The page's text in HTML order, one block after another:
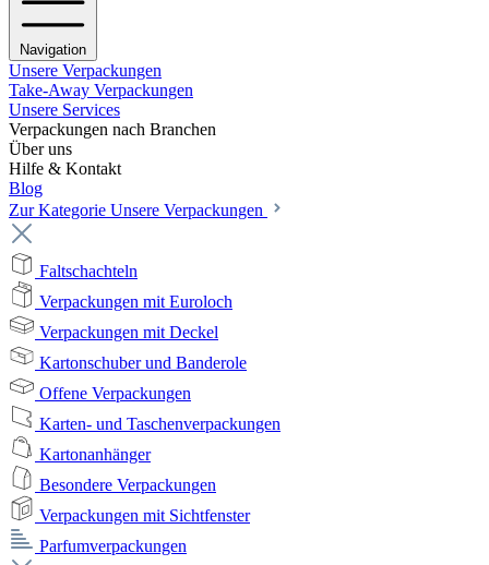
Navigation
Unsere Verpackungen
Take-Away Verpackungen
Unsere Services
Verpackungen nach Branchen
Über uns
Hilfe & Kontakt
Blog
Zur Kategorie Unsere Verpackungen
Faltschachteln
Verpackungen mit Euroloch
Verpackungen mit Deckel
Kartonschuber und Banderole
Offene Verpackungen
Karten- und Taschenverpackungen
Kartonanhänger
Besondere Verpackungen
Verpackungen mit Sichtfenster
Parfumverpackungen